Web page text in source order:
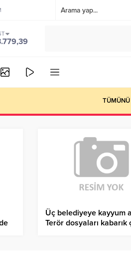
Üç belediyeye kayyum
Terör dosyaları kabarık